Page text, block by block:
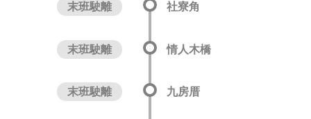
末班駛離 社寮角
末班駛離 情人木橋
末班駛離 九房厝